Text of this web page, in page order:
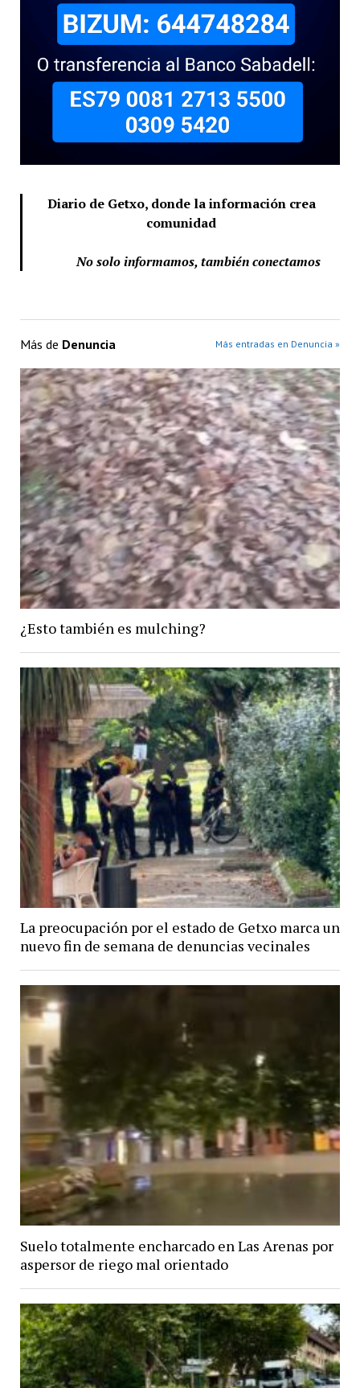
Diario de Getxo, donde la información crea
comunidad
No solo informamos, también conectamos
Más de Denuncia Más entradas en Denuncia »
¿Esto también es mulching?
La preocupación por el estado de Getxo marca un
nuevo fin de semana de denuncias vecinales
Suelo totalmente encharcado en Las Arenas por
aspersor de riego mal orientado